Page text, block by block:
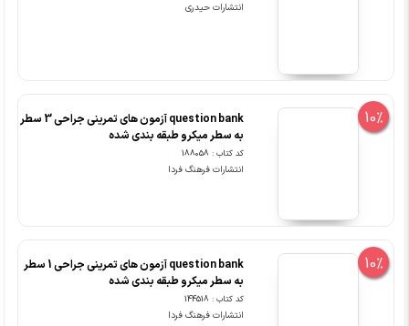
انتشارات حیدری
10%
question bank آزمون های تمرینی جراحی 3 سطر
به سطر میکرو طبقه بندی شده
کد کتاب : 188058
انتشارات فرهنگ فردا
10%
question bank آزمون های تمرینی جراحی 1 سطر
به سطر میکرو طبقه بندی شده
کد کتاب : 144518
انتشارات فرهنگ فردا